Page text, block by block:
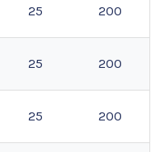
25 200
25 200
25 200